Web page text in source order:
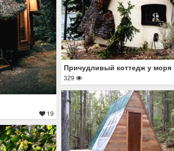
19
Причудливый коттедж у моря
329